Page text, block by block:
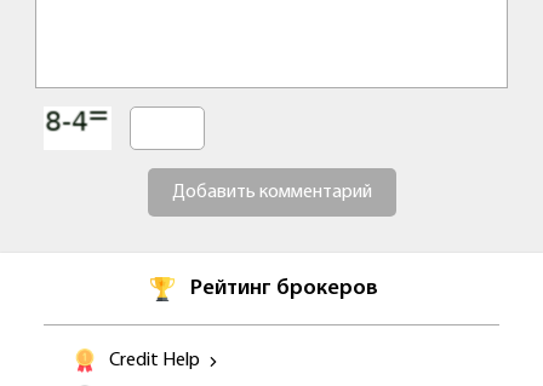
Добавить комментарий
Рейтинг брокеров
Credit Help